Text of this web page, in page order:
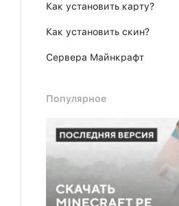
Как установить карту?
Как установить скин?
Сервера Майнкрафт
Популярное